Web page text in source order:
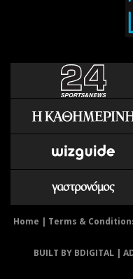
Home | Terms &
BUILT BY BDIGITAL |